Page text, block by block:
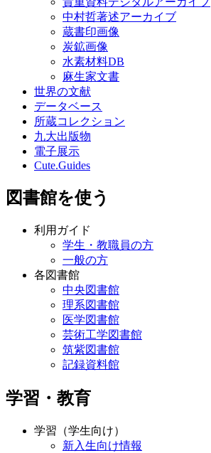
中村哲著述アーカイブ
蔵書印画像
炭鉱画像
水素材料DB
麻生家文書
世界の文献
データベース
所蔵コレクション
九大出版物
電子展示
Cute.Guides
図書館を使う
利用ガイド
学生・教職員の方
一般の方
各図書館
中央図書館
理系図書館
医学図書館
芸術工学図書館
筑紫図書館
記録資料館
学習・教育
学習（学生向け）
新入生向け情報